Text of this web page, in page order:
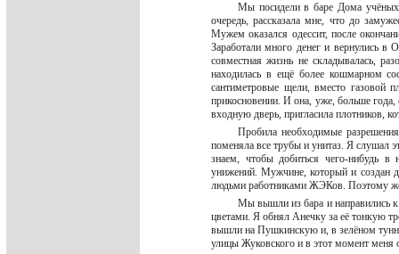
Мы посидели в баре Дома учёных
очередь, рассказала мне, что до
Мужем оказался одессит, после
Заработали много денег и вернулись в
совместная жизнь не складывалась,
находилась в ещё более кошмарном
сантиметровые щели, вместо газовой
прикосновении. И она, уже, больше года,
входную дверь, пригласила плотников,
Пробила необходимые
поменяла все трубы и унитаз. Я слушал
знаем, чтобы добиться чего-нибудь
унижений. Мужчине, который и создан
людьми работниками ЖЭКов. Поэтому
Мы вышли из бара и направились
цветами. Я обнял Анечку за её тонкую
вышли на Пушкинскую и, в зелёном
улицы Жуковского и в этот момент